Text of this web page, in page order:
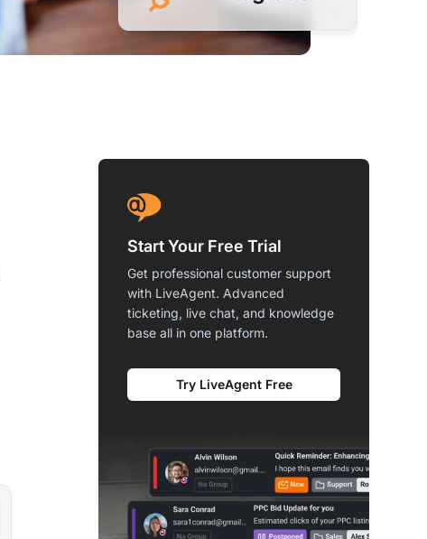
Start Your Free Trial
Get professional customer support
with LiveAgent. Advanced
ticketing, live chat, and knowledge
base all in one platform.
Try LiveAgent Free